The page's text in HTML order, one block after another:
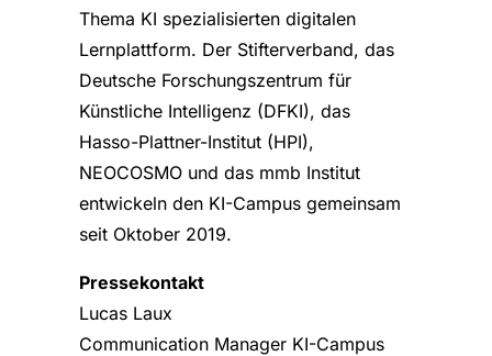
Thema KI spezialisierten digitalen
Lernplattform. Der Stifterverband, das
Deutsche Forschungszentrum für
Künstliche Intelligenz (DFKI), das
Hasso-Plattner-Institut (HPI),
NEOCOSMO und das mmb Institut
entwickeln den KI-Campus gemeinsam
seit Oktober 2019.
Pressekontakt
Lucas Laux
Communication Manager KI-Campus